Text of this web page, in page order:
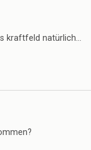
kraftfeld natürlich…